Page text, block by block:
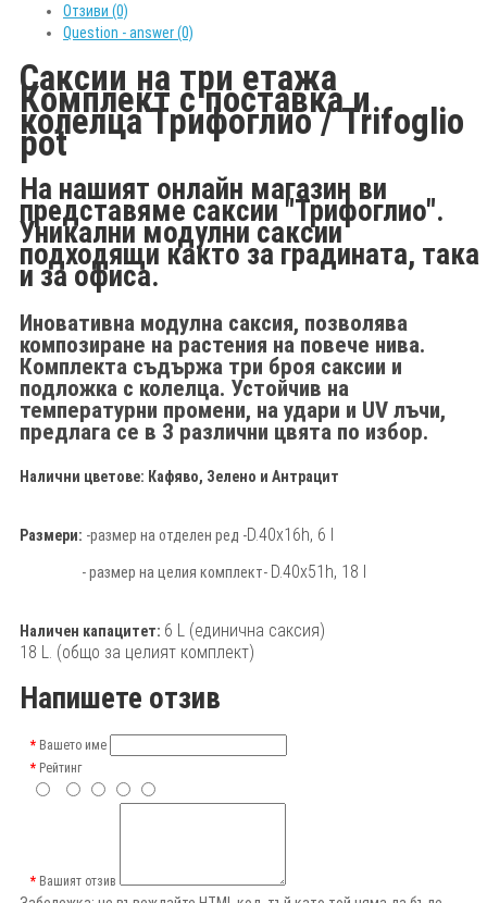
Отзиви (0)
Question - answer (0)
Саксии на три етажа
Комплект с поставка и
колелца Трифоглио / Trifoglio
pot
На нашият онлайн магазин ви
представяме саксии "Трифоглио".
Уникални модулни саксии
подходящи както за градината, така
и за офиса.
Иновативна модулна саксия, позволява
композиране на растения на повече нива.
Комплекта съдържа три броя саксии и
подложка с колелца. Устойчив на
температурни промени, на удари и UV лъчи,
предлага се в 3 различни цвята по избор.
Налични цветове: Кафяво, Зелено и Антрацит
Размери: -размер на отделен ред -D.40x16h, 6 l
- размер на целия комплект- D.40x51h, 18 l
Наличен капацитет: 6 L (единична саксия)
18 L. (общо за целият комплект)
Напишете отзив
Вашето име
Рейтинг
Вашият отзив